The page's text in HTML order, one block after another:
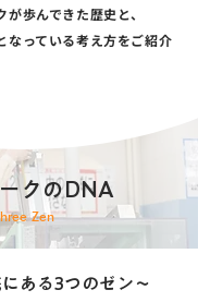
歩んできた歴史と、
なっている考え方をご紹介
クのDNA
Zen
ある3つのゼン～